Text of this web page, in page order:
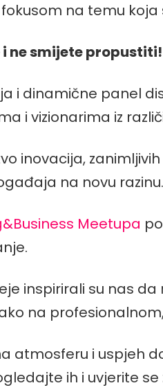
na temu
i ne smijete propustiti!
i dinamične panel
i vizionarima iz
inovacija,
na novu razinu.
Meetupa
inspirirali su nas
na
atmosferu i uspjeh
ih i uvjerite